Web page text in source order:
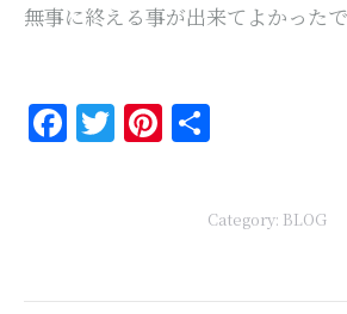
無事に終える事が出来てよかったで
Facebook
Twitter
Pinterest
Category: BLOG